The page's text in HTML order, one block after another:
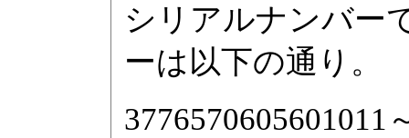
シリアルナンバー
ーは以下の通り。
3776570605601011